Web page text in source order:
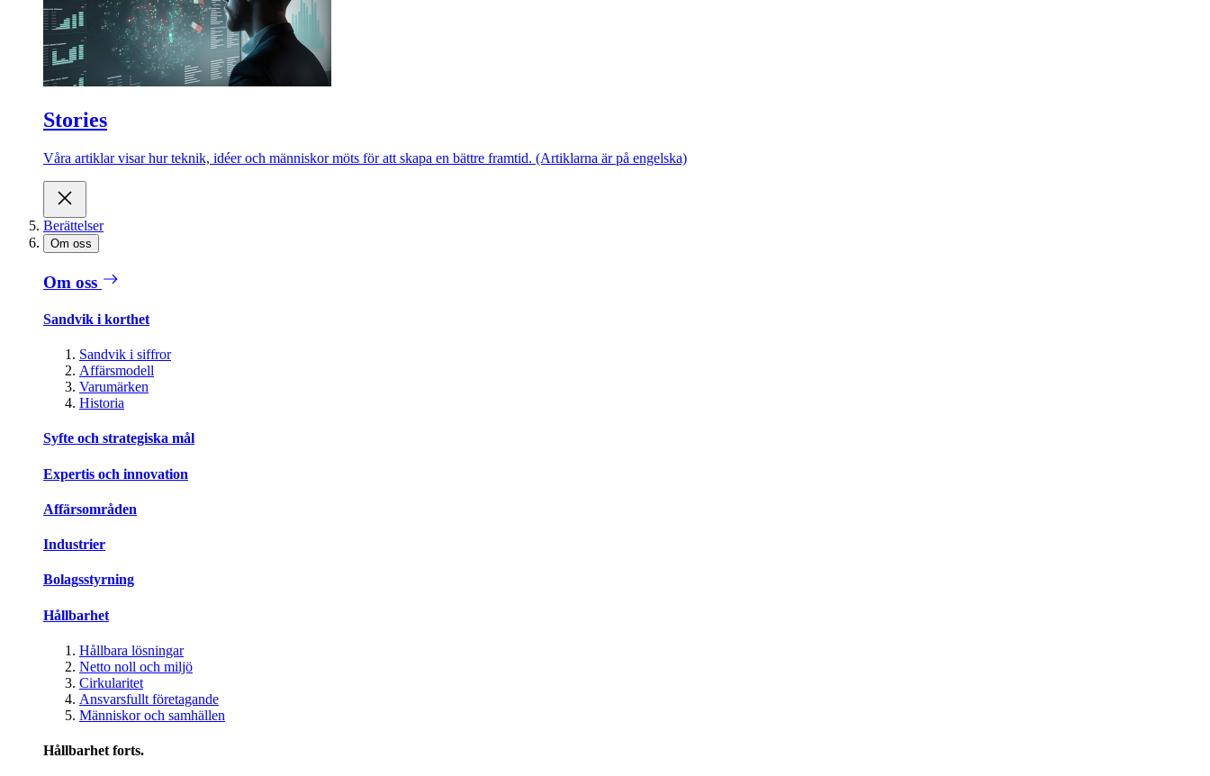
Stories
Våra artiklar visar hur teknik, idéer och människor möts för att skapa en bättre framtid. (Artiklarna är på engelska)
Berättelser
Om oss
Om oss
Sandvik i korthet
Sandvik i siffror
Affärsmodell
Varumärken
Historia
Syfte och strategiska mål
Expertis och innovation
Affärsområden
Industrier
Bolagsstyrning
Hållbarhet
Hållbara lösningar
Netto noll och miljö
Cirkularitet
Ansvarsfullt företagande
Människor och samhällen
Hållbarhet forts.